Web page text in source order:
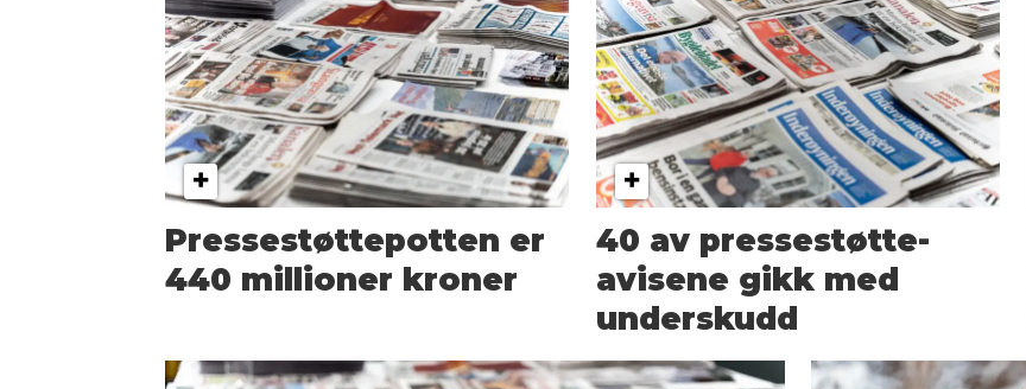
Pressestøttepotten er
440 millioner kroner
40 av pressestøtte-
avisene gikk med
underskudd